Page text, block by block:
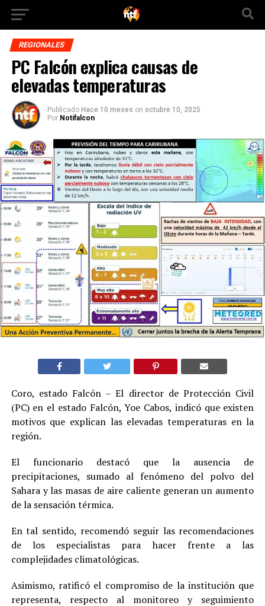
REGIONALES
PC Falcón explica causas de
elevadas temperaturas
Publicado Hace 10 meses on octubre 10, 2025
Por Notifalcon
Coro, estado Falcón – El director de Protección Civil
(PC) en el estado Falcón, Yoe Cabos, indicó que existen
motivos que explican las elevadas temperaturas en la
región.
El funcionario destacó que la ausencia de
precipitaciones, sumado al fenómeno del polvo del
Sahara y las masas de aire caliente generan un aumento
de la sensación térmica.
En tal sentido, recomendó seguir las recomendaciones
de los especialistas para hacer frente a las
complejidades climatológicas.
Asimismo, ratificó el compromiso de la institución que
representa, respecto al monitoreo y seguimiento